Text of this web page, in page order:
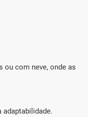
ou com neve, onde as
adaptabilidade.